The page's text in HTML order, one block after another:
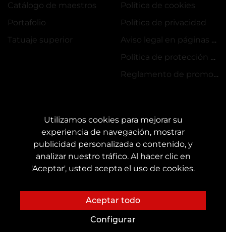
Catálogo de maestros
Portafolio
Tatuaje superior
Política de cookies
Política de privacidad
Aviso legal en páginas web
Política de protección de datos
Reglamento de promociones y VEAN COINS
CONTACTOS
Póngase en contacto con nosotros:customers@vean-tattoo.es
Cooperación:marketing.veantattoo@gmail.com
Quejas y sugerencias:complaints@vean-tattoo.com
Utilizamos cookies para mejorar su
experiencia de navegación, mostrar
publicidad personalizada o contenido, y
analizar nuestro tráfico. Al hacer clic en
'Aceptar', usted acepta el uso de cookies.
Aceptar todo
Configurar